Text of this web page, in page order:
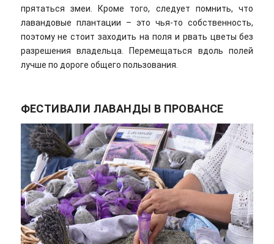
прятаться змеи. Кроме того, следует помнить, что
лавандовые плантации – это чья-то собственность,
поэтому не стоит заходить на поля и рвать цветы без
разрешения владельца. Перемещаться вдоль полей
лучше по дороге общего пользования.
ФЕСТИВАЛИ ЛАВАНДЫ В ПРОВАНСЕ